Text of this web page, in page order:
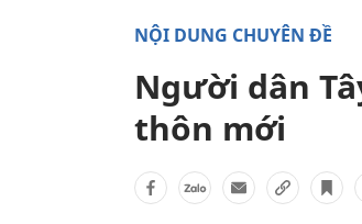
NỘI DUNG CHUYÊN ĐỀ
Người dân
thôn mới